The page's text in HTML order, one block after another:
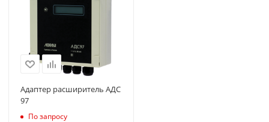
Адаптер расширитель АДС
97
По запросу